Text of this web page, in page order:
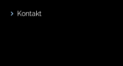
Kontakt